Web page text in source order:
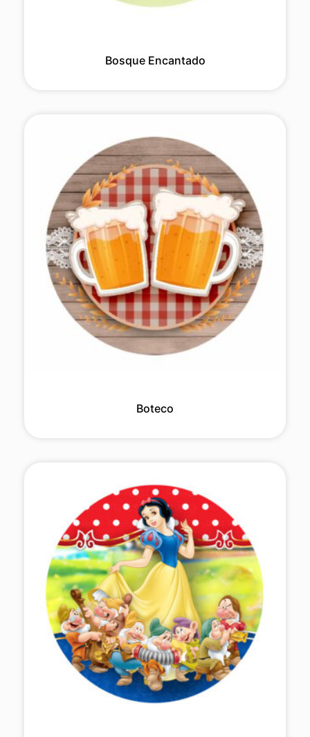
Bosque Encantado
Boteco